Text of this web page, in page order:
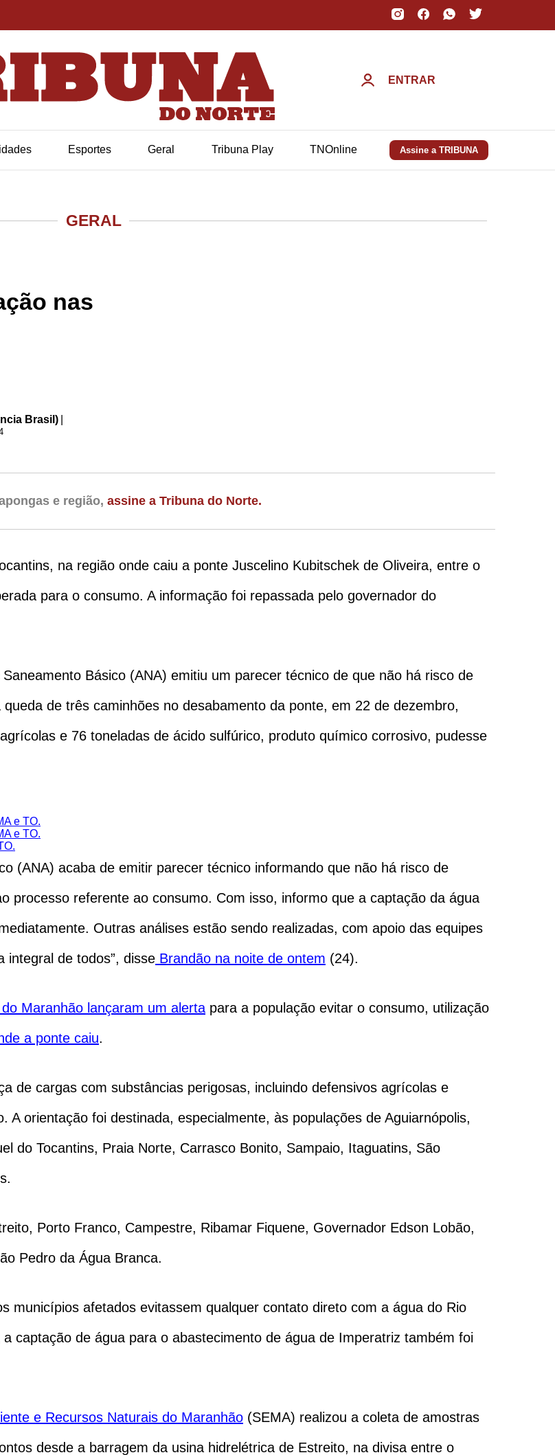
ENTRAR
Esportes Geral Tribuna Play TNOnline Assine a TRIBUNA
GERAL
nas
Brasil)
e região, assine a Tribuna do Norte.
na região onde caiu a ponte Juscelino Kubitschek de Oliveira, entre o
para o consumo. A informação foi repassada pelo governador do
Básico (ANA) emitiu um parecer técnico de que não há risco de
de três caminhões no desabamento da ponte, em 22 de dezembro,
e 76 toneladas de ácido sulfúrico, produto químico corrosivo, pudesse
e TO.
e TO.
(ANA) acaba de emitir parecer técnico informando que não há risco de
processo referente ao consumo. Com isso, informo que a captação da água
Outras análises estão sendo realizadas, com apoio das equipes
integral de todos”, disse Brandão na noite de ontem (24).
Maranhão lançaram um alerta para a população evitar o consumo, utilização
a ponte caiu.
de cargas com substâncias perigosas, incluindo defensivos agrícolas e
orientação foi destinada, especialmente, às populações de Aguiarnópolis,
do Tocantins, Praia Norte, Carrasco Bonito, Sampaio, Itaguatins, São
Porto Franco, Campestre, Ribamar Fiquene, Governador Edson Lobão,
Pedro da Água Branca.
municípios afetados evitassem qualquer contato direto com a água do Rio
captação de água para o abastecimento de água de Imperatriz também foi
e Recursos Naturais do Maranhão (SEMA) realizou a coleta de amostras
desde a barragem da usina hidrelétrica de Estreito, na divisa entre o